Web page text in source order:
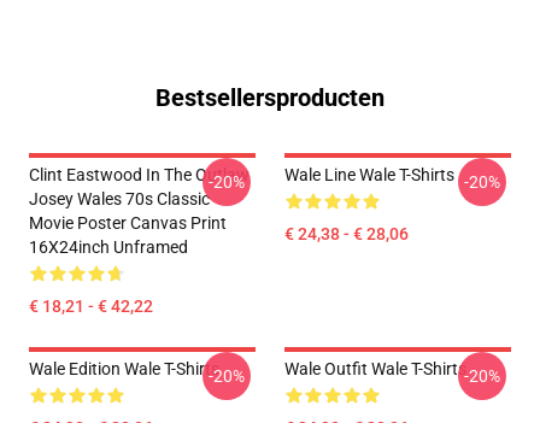
Bestsellersproducten
Clint Eastwood In The Outlaw
Josey Wales 70s Classic
Movie Poster Canvas Print
16X24inch Unframed
€ 18,21 - € 42,22
-20% Wale Line Wale T-Shirts
€ 24,38 - € 28,06
-20%
Wale Edition Wale T-Shirts-20% Wale Outfit Wale T-Shirts-20%